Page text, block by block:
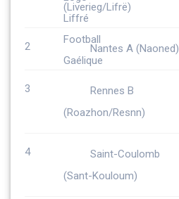
(Liverieg/Lifrë)
2 Nantes A (Naoned)
3
Rennes B
(Roazhon/Resnn)
4
Saint-Coulomb
(Sant-Kouloum)